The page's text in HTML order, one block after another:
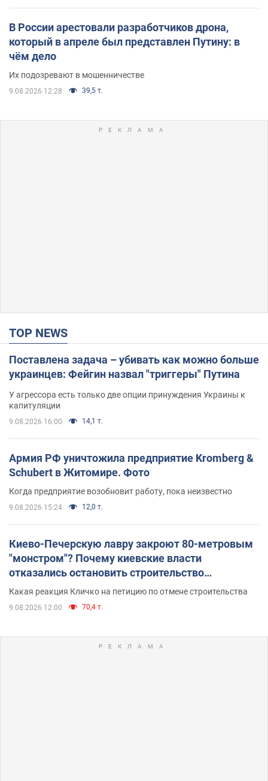
В России арестовали разработчиков дрона,
который в апреле был представлен Путину: в
чём дело
Их подозревают в мошенничестве
9.08.2026 12:28 39,5 т.
TOP NEWS
Поставлена задача – убивать как можно больше
украинцев: Фейгин назвал "триггеры" Путина
У агрессора есть только две опции принуждения Украины к
капитуляции
9.08.2026 16:00 14,1 т.
Армия РФ уничтожила предприятие Kromberg &
Schubert в Житомире. Фото
Когда предприятие возобновит работу, пока неизвестно
9.08.2026 15:24 12,0 т.
Киево-Печерскую лавру закроют 80-метровым
"монстром"? Почему киевские власти
отказались остановить строительство
небоскреба "московского верующего"
Какая реакция Кличко на петицию по отмене строительства
9.08.2026 12:00 70,4 т.